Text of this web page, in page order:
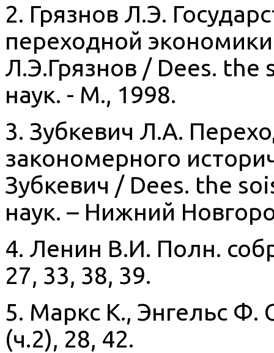
2. Грязнов Л.Э.
переходной
Л.Э.Грязнов / Dees.
наук. - M., 1998.
3. Зубкевич Л.А.
закономерного
Зубкевич / Dees. the
наук. – Нижний
4. Ленин В.И. Полн.
27, 33, 38, 39.
5. Маркс К., Энгельс Ф.
(ч.2), 28, 42.